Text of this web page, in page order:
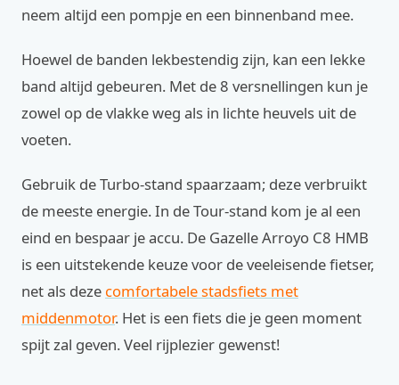
neem altijd een pompje en een binnenband mee.
Hoewel de banden lekbestendig zijn, kan een lekke
band altijd gebeuren. Met de 8 versnellingen kun je
zowel op de vlakke weg als in lichte heuvels uit de
voeten.
Gebruik de Turbo-stand spaarzaam; deze verbruikt
de meeste energie. In de Tour-stand kom je al een
eind en bespaar je accu. De Gazelle Arroyo C8 HMB
is een uitstekende keuze voor de veeleisende fietser,
net als deze comfortabele stadsfiets met
middenmotor. Het is een fiets die je geen moment
spijt zal geven. Veel rijplezier gewenst!